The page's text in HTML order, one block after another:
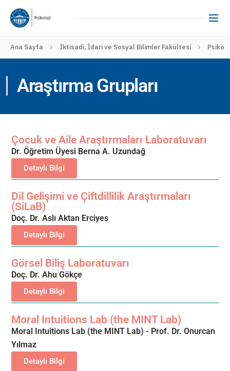
Ana Sayfa İktisadi, İdari ve Sosyal Bilimler Fakültesi
Araştırma Grupları
Çocuk ve Aile Araştırmaları Laboratuvarı
Dr. Öğretim Üyesi Berna A. Uzundağ
Detaylı Bilgi
Dil Gelişimi ve Çiftdillilik Araştırmaları
(SiLaB)
Doç. Dr. Aslı Aktan Erciyes
Detaylı Bilgi
Görsel Biliş Laboratuvarı
Doç. Dr. Ahu Gökçe
Detaylı Bilgi
Moral Intuitions Lab (the MINT Lab)
Moral Intuitions Lab (the MINT Lab) - Prof. Dr. Onurcan
Yılmaz
Detaylı Bilgi